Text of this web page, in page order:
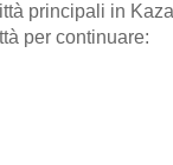
principali in
per continuare: